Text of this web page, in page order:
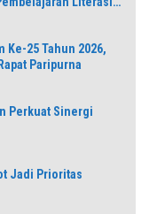
Ke-25 Tahun 2026,
Paripurna
Perkuat Sinergi
Jadi Prioritas